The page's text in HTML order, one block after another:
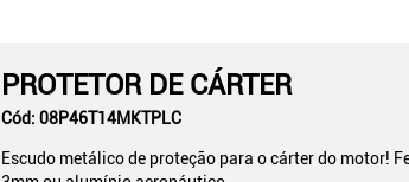
PROTETOR DE CÁRTER
Cód: 08P46T14MKTPLC
Escudo metálico de proteção para o cárter do motor!